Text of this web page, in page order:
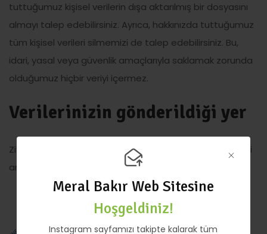
Meral Bakır Web Sitesine
Hoşgeldiniz!
Instagram sayfamızı takipte kalarak tüm
tuttuğumuz kişisel verilerin dışa aktarılmış bir dosyasını
almayı talep edebilirsiniz. Ayrıca, hakkınızda tuttuğumuz
tüm kişisel verileri silmemizi de talep edebilirsiniz. Bu,
idari, yasal veya güvenlik amaçlarıyla saklamak zorunda
olduğumuz hiçbir veriyi içermez.
Verilerinizin gönderildiği yer
Ziyaretçi yorumları, otomatik bir spam algılama hizmeti
aracılığıyla kontrol edilebilir.